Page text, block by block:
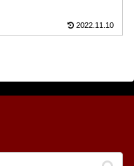
類が戦う近未来でタイムリ
う男を描く「オールユー・
2022.11.10